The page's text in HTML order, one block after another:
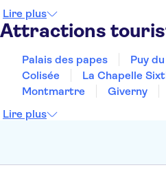
Lire plus
Attractions
Palais des papes Puy
Colisée
La Chapelle
Montmartre
Giverny
Lire plus